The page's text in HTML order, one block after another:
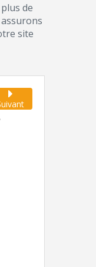
de
site